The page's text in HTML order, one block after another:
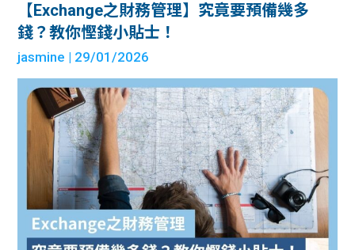
【Exchange之財務管理】究竟要預備幾多
錢？教你慳錢小貼士！
jasmine | 29/01/2026